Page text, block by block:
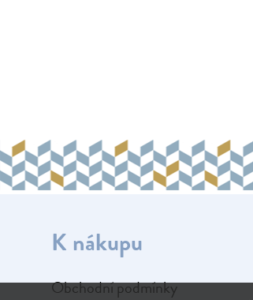
K nákupu
Obchodní podmínky